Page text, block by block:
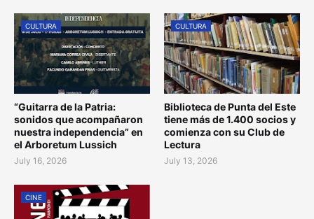
CULTURA
“Guitarra de la Patria:
sonidos que acompañaron
nuestra independencia” en
el Arboretum Lussich
July 16, 2026
CULTURA
Biblioteca de Punta del Este
tiene más de 1.400 socios y
comienza con su Club de
Lectura
July 13, 2026
CINE